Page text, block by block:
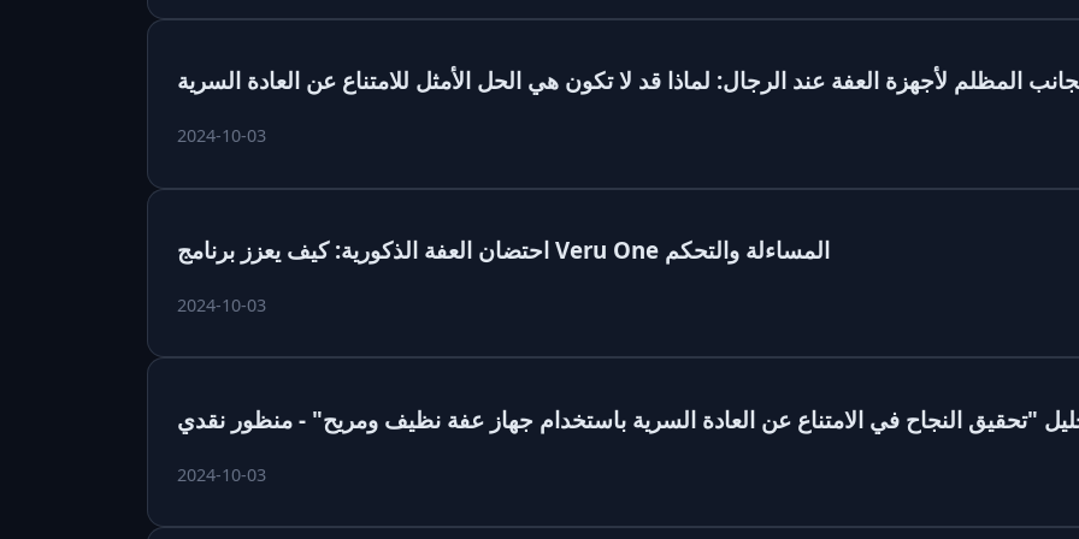
المظلم لأجهزة العفة عند الرجال: لماذا قد لا تكون هي الحل الأمثل للامتناع عن العادة السرية
2024-10-03
احتضان العفة الذكورية: كيف يعزز برنامج Veru One المساءلة والتحكم
2024-10-03
"تحقيق النجاح في الامتناع عن العادة السرية باستخدام جهاز عفة نظيف ومريح" - منظور نقدي
2024-10-03